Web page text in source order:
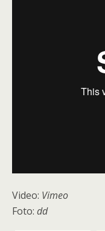
Video: Vimeo
Foto: dd